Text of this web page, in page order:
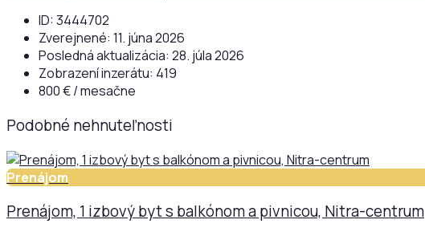
ID:3444702
Zverejnené: 11. júna 2026
Posledná aktualizácia: 28. júla 2026
Zobrazení inzerátu: 419
800 € / mesačne
Podobné nehnuteľnosti
Prenájom
Prenájom, 1 izbový byt s balkónom a pivnicou, Nitra-centrum